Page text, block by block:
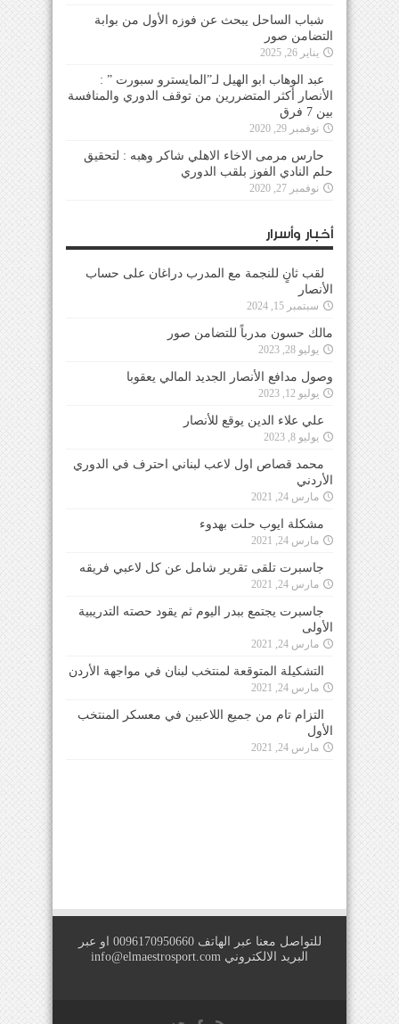
شباب الساحل يبحث عن فوزه الأول من بوابة
التضامن صور
يناير 26, 2025
عبد الوهاب ابو الهيل لـ”المايسترو سبورت ” :
الأنصار أكثر المتضررين من توقف الدوري والمنافسة
بين 7 فرق
نوفمبر 29, 2020
حارس مرمى الاخاء الاهلي شاكر وهبه : لتحقيق
حلم النادي الفوز بلقب الدوري
نوفمبر 27, 2020
أخبار وأسرار
لقب ثانٍ للنجمة مع المدرب دراغان على حساب
الأنصار
سبتمبر 15, 2024
مالك حسون مدرباً للتضامن صور
يوليو 28, 2023
وصول مدافع الأنصار الجديد المالي يعقوبا
يوليو 12, 2023
علي علاء الدين يوقع للأنصار
يوليو 8, 2023
محمد قصاص اول لاعب لبناني احترف في الدوري
الأردني
مارس 24, 2021
مشكلة ايوب حلت بهدوء
مارس 24, 2021
جاسبرت تلقى تقرير شامل عن كل لاعبي فريقه
مارس 24, 2021
جاسبرت يجتمع ببدر اليوم ثم يقود حصته التدريبية
الأولى
مارس 24, 2021
التشكيلة المتوقعة لمنتخب لبنان في مواجهة الأردن
مارس 24, 2021
التزام تام من جميع اللاعبين في معسكر المنتخب
الأول
مارس 24, 2021
للتواصل معنا عبر الهاتف 0096170950660 او عبر
البريد الالكتروني info@elmaestrosport.com